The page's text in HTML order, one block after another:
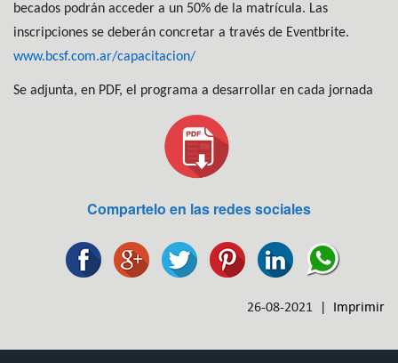
becados podrán acceder a un 50% de la matrícula. Las
inscripciones se deberán concretar a través de Eventbrite.
www.bcsf.com.ar/capacitacion/
Se adjunta, en PDF, el programa a desarrollar en cada jornada
Compartelo en las redes sociales
26-08-2021 | Imprimir